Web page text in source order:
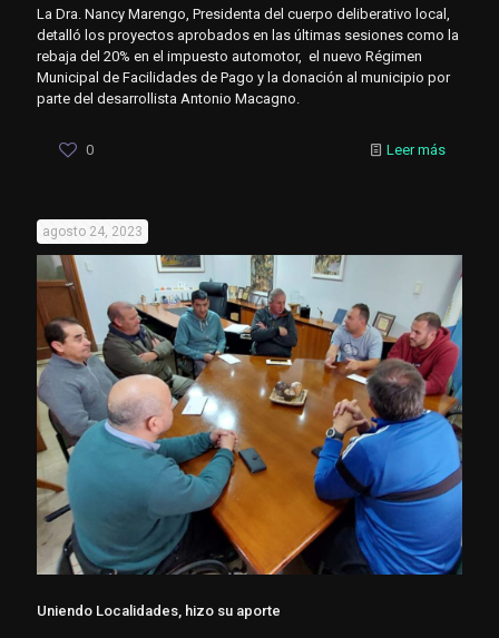
La Dra. Nancy Marengo, Presidenta del cuerpo deliberativo local,
detalló los proyectos aprobados en las últimas sesiones como la
rebaja del 20% en el impuesto automotor, el nuevo Régimen
Municipal de Facilidades de Pago y la donación al municipio por
parte del desarrollista Antonio Macagno.
0 Leer más
agosto 24, 2023
Uniendo Localidades, hizo su aporte